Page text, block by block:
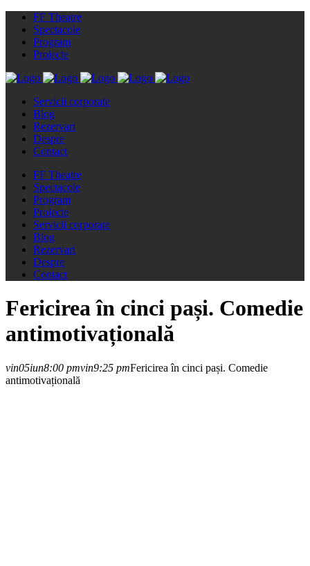
FF Theatre
Spectacole
Program
Proiecte
Servicii corporate
Blog
Rezervari
Despre
Contact
FF Theatre
Spectacole
Program
Proiecte
Servicii corporate
Blog
Rezervari
Despre
Contact
Fericirea în cinci pași. Comedie
antimotivațională
vin05iun8:00 pmvin9:25 pmFericirea în cinci pași. Comedie
antimotivațională